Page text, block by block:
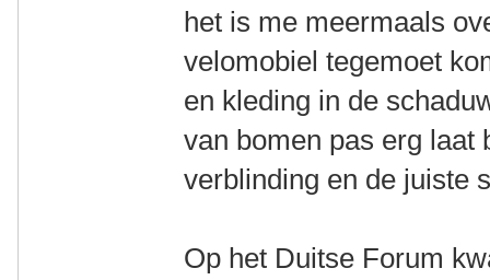
het is me meermaals
velomobiel tegemoet
en kleding in de
van bomen pas erg laat
verblinding en de juiste
Op het Duitse Forum